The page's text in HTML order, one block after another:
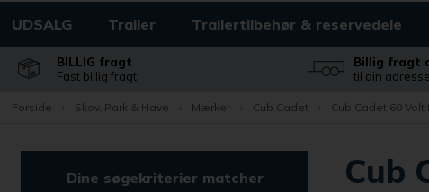
UDSALG Trailer Trailertilbehør & reservedele
BILLIG fragt
Fast billig fragt
Billig fragt
til din adresse
Forside Skov, Park & Have Mærker Cub Cadet Cub Cadet 60
Dine søgekriterier matcher Cub